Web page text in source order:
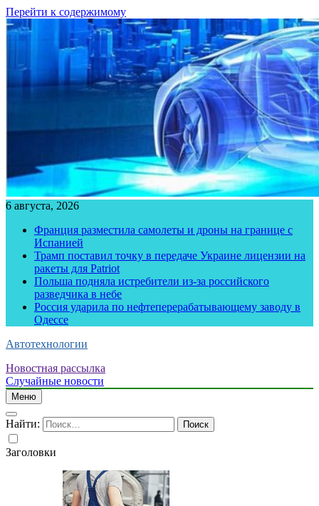
Перейти к содержимому
6 августа, 2026
Франция разместила самолеты и дроны на границе с
Испанией
Трамп поставил точку в передаче Украине лицензии на
ракеты для Patriot
Польша подняла истребители из-за российского
разведчика в небе
Россия ударила по нефтеперерабатывающему заводу в
Одессе
Автотехнологии
Новостная рассылка
Случайные новости
Меню
Найти:
Заголовки